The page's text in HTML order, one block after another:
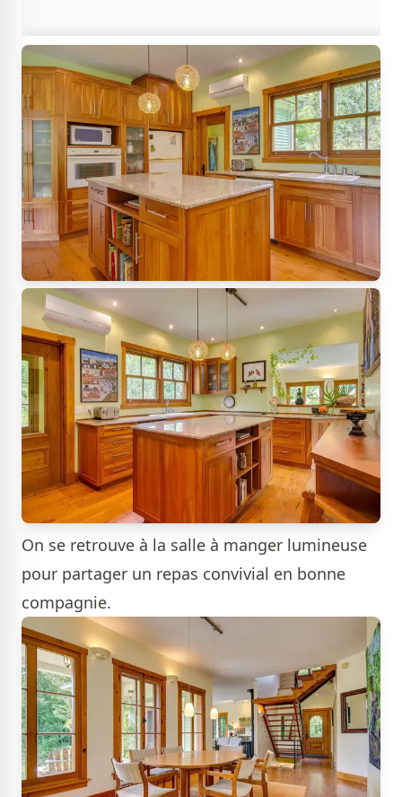
On se retrouve à la salle à manger lumineuse
pour partager un repas convivial en bonne
compagnie.